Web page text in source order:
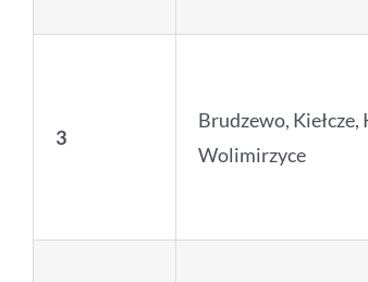
3
Brudzewo,
Wolimirzyce